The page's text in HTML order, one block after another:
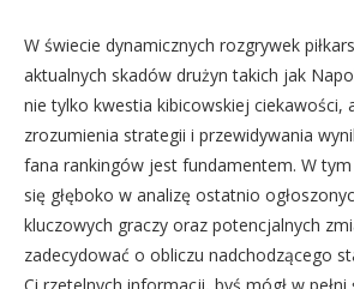
W świecie dynamicznych rozgrywek
aktualnych skadów drużyn takich jak
nie tylko kwestia kibicowskiej ciekawości,
zrozumienia strategii i przewidywania
fana rankingów jest fundamentem. W
się głęboko w analizę ostatnio
kluczowych graczy oraz potencjalnych
zadecydować o obliczu nadchodzącego